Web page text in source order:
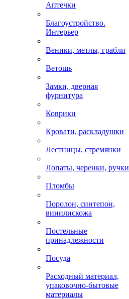
Аптечки
Благоустройство.
Интерьер
Веники, метлы, грабли
Ветошь
Замки, дверная
фурнитура
Коврики
Кровати, раскладушки
Лестницы, стремянки
Лопаты, черенки, ручки
Пломбы
Поролон, синтепон,
винилискожа
Постельные
принадлежности
Посуда
Расходный материал,
упаковочно-бытовые
материалы